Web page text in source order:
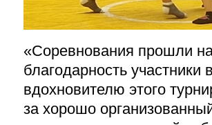
«Соревнования прошли
благодарность
вдохновителю этого
за хорошо